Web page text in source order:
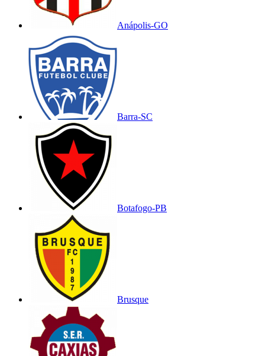
Anápolis-GO
Barra-SC
Botafogo-PB
Brusque